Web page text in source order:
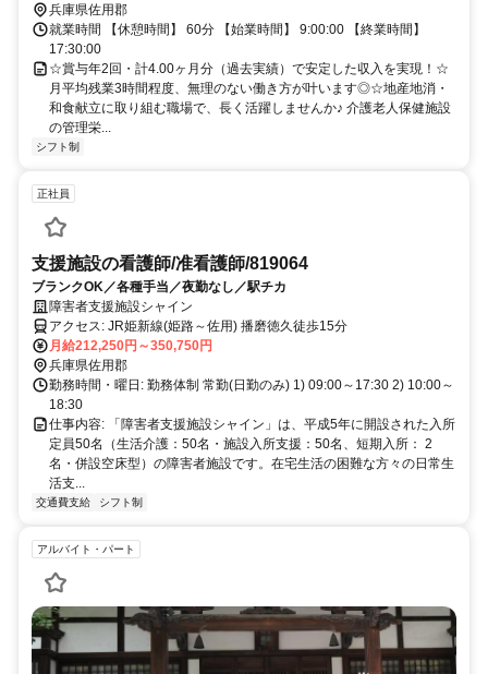
兵庫県佐用郡
就業時間 【休憩時間】 60分 【始業時間】 9:00:00 【終業時間】
17:30:00
☆賞与年2回・計4.00ヶ月分（過去実績）で安定した収入を実現！☆
月平均残業3時間程度、無理のない働き方が叶います◎☆地産地消・
和食献立に取り組む職場で、長く活躍しませんか♪ 介護老人保健施設
の管理栄...
シフト制
正社員
支援施設の看護師/准看護師/819064
ブランクOK／各種手当／夜勤なし／駅チカ
障害者支援施設シャイン
アクセス: JR姫新線(姫路～佐用) 播磨徳久徒歩15分
月給212,250円～350,750円
兵庫県佐用郡
勤務時間・曜日: 勤務体制 常勤(日勤のみ) 1) 09:00～17:30 2) 10:00～
18:30
仕事内容: 「障害者支援施設シャイン」は、平成5年に開設された入所
定員50名（生活介護：50名・施設入所支援：50名、短期入所： 2
名・併設空床型）の障害者施設です。在宅生活の困難な方々の日常生
活支...
交通費支給 シフト制
アルバイト・パート